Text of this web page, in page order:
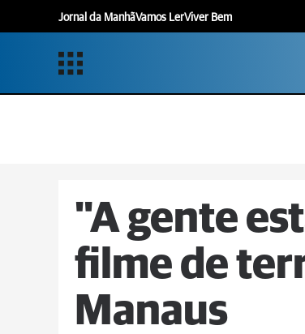
Jornal da ManhãVamos LerViver Bem
"A gente
filme de
Manaus